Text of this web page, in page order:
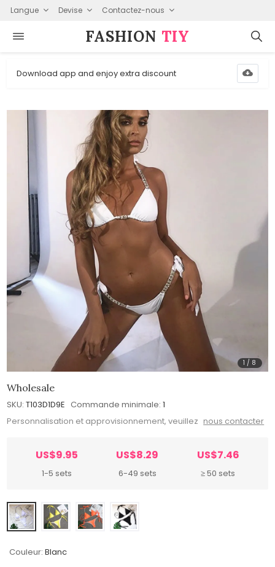
Langue Devise Contactez-nous
FASHION⁠ TIY
Download app and enjoy extra discount
1 / 8
Wholesale
SKU: T103D1D9E Commande minimale: 1
Personnalisation et approvisionnement, veuillez nous contacter
US$9.95
1-5 sets
US$8.29
6-49 sets
US$7.46
≥ 50 sets
Couleur: Blanc